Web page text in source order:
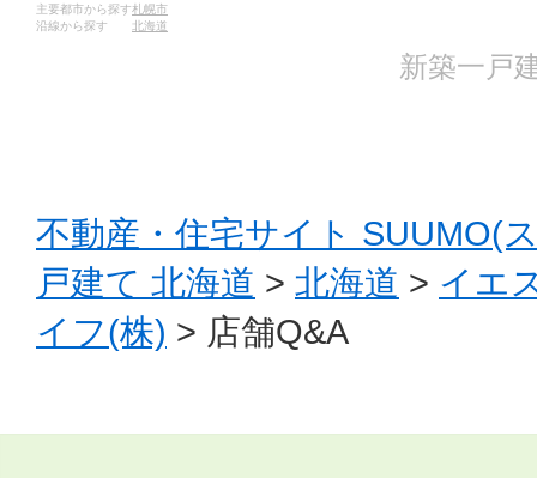
主要都市から探す札幌市
沿線から探す
北海道
新築一戸
不動産・住宅サイト SUUMO(
戸建て 北海道 > 北海道 > イエ
イフ(株) > 店舗Q&A